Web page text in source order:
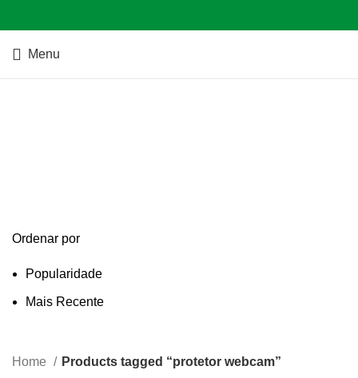
Menu
Ordenar por
Popularidade
Mais Recente
Home Products tagged “protetor webcam”